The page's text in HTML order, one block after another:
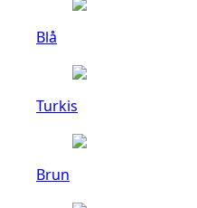
Blå
Turkis
Brun